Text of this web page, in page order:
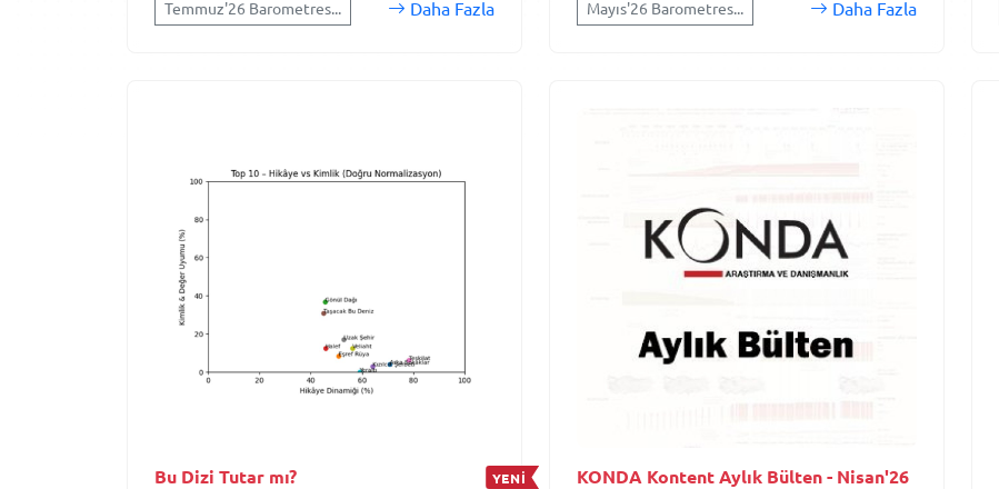
Temmuz'26 Barometres... Daha Fazla Mayıs'26 Barometres... Daha Fazla
Bu Dizi Tutar mı? YENİ KONDA Kontent Aylık Bülten - Nisan'26